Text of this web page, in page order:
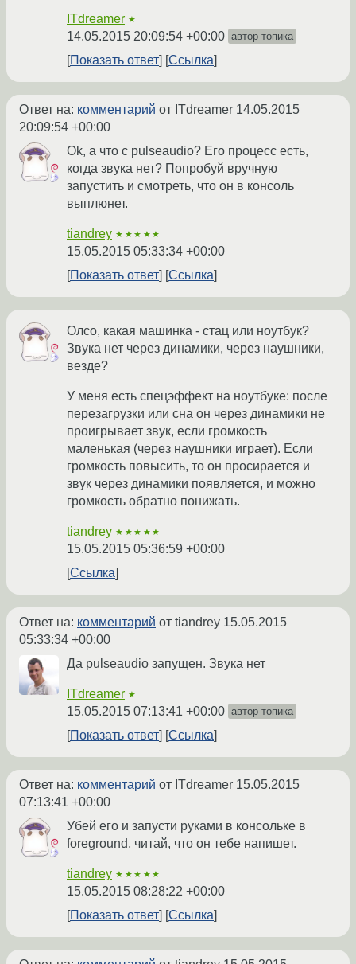
ITdreamer ★
14.05.2015 20:09:54 +00:00 автор топика
Показать ответ Ссылка
Ответ на: комментарий от ITdreamer 14.05.2015
20:09:54 +00:00
Ok, а что с pulseaudio? Его процесс есть,
когда звука нет? Попробуй вручную
запустить и смотреть, что он в консоль
выплюнет.
tiandrey ★★★★★
15.05.2015 05:33:34 +00:00
Показать ответ
Ссылка
Олсо, какая машинка - стац или ноутбук?
Звука нет через динамики, через наушники,
везде?
У меня есть спецэффект на ноутбуке: после
перезагрузки или сна он через динамики не
проигрывает звук, если громкость
маленькая (через наушники играет). Если
громкость повысить, то он просирается и
звук через динамики появляется, и можно
громкость обратно понижать.
tiandrey ★★★★★
15.05.2015 05:36:59 +00:00
Ссылка
Ответ на: комментарий от tiandrey 15.05.2015
05:33:34 +00:00
Да pulseaudio запущен. Звука нет
ITdreamer ★
15.05.2015 07:13:41 +00:00 автор топика
Показать ответ Ссылка
Ответ на: комментарий от ITdreamer 15.05.2015
07:13:41 +00:00
Убей его и запусти руками в консольке в
foreground, читай, что он тебе напишет.
tiandrey ★★★★★
15.05.2015 08:28:22 +00:00
Показать ответ
Ссылка